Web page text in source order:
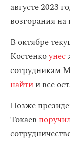
августе 2023
возгорания на
В октябре
Костенкоунес
сотрудникам
найтии все
Позже
Токаев